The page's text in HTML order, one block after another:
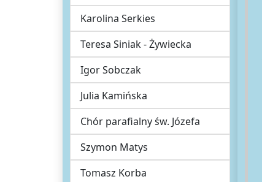
Karolina Serkies
Teresa Siniak - Żywiecka
Igor Sobczak
Julia Kamińska
Chór parafialny św. Józefa
Szymon Matys
Tomasz Korba